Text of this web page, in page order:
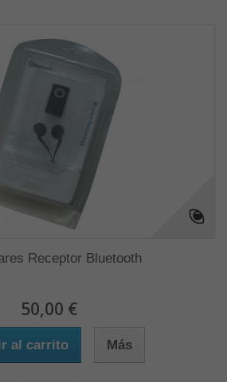
Receptor Bluetooth
50,00 €
al carrito Más